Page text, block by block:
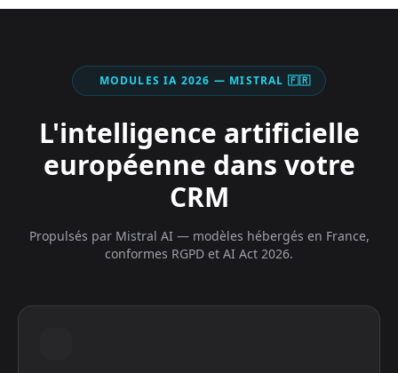
MODULES IA 2026 — MISTRAL 🇫🇷
L'intelligence artificielle
européenne dans votre
CRM
Propulsés par Mistral AI — modèles hébergés en France,
conformes RGPD et AI Act 2026.